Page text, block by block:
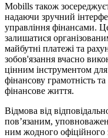
Mobills також
надаючи зручний
управління фінансами.
залишатися
майбутні платежі та
зобов'язання вчасно
цінним інструментом
фінансову грамотність
фінансове життя.
Відмова від
пов’язаним,
ним жодного офіційного